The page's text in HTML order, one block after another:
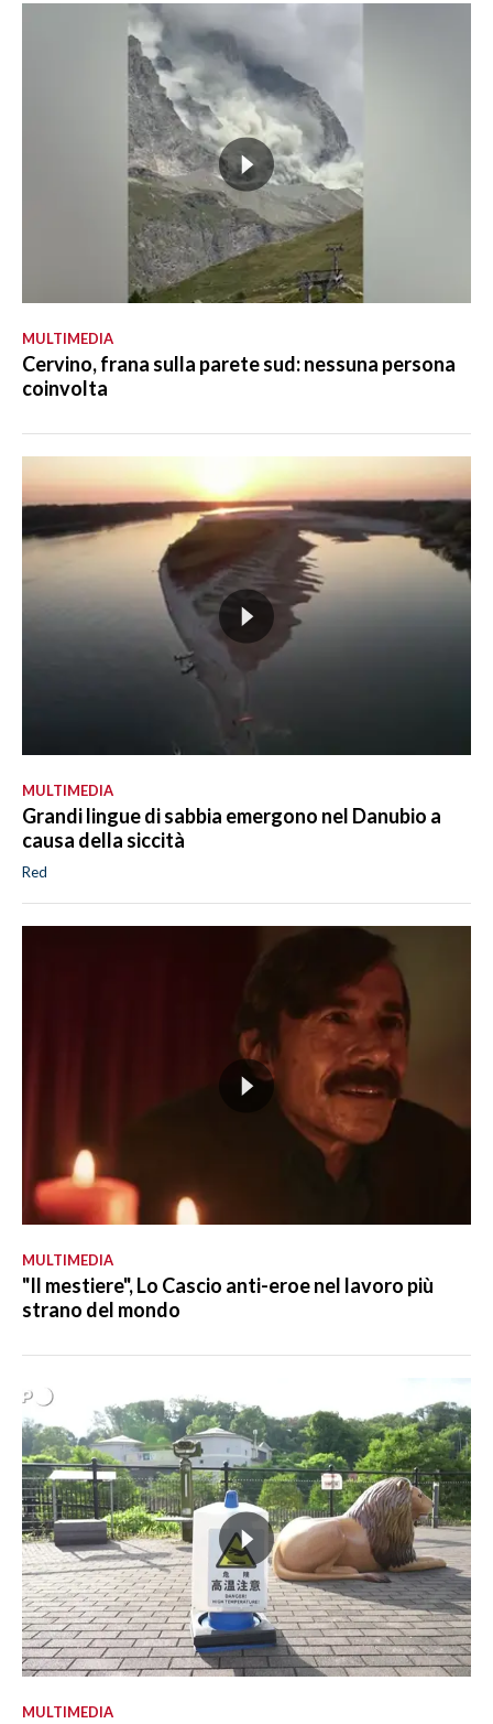
MULTIMEDIA
Cervino, frana sulla parete sud: nessuna persona
coinvolta
MULTIMEDIA
Grandi lingue di sabbia emergono nel Danubio a
causa della siccità
Red
MULTIMEDIA
"Il mestiere", Lo Cascio anti-eroe nel lavoro più
strano del mondo
MULTIMEDIA